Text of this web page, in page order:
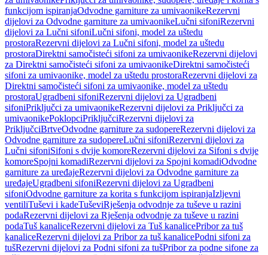
funkcijom ispiranjaOdvodne garniture za umivaonikeRezervni
dijelovi za Odvodne garniture za umivaonikeLučni sifoniRezervni
dijelovi za Lučni sifoniLučni sifoni, model za uštedu
prostoraRezervni dijelovi za Lučni sifoni, model za uštedu
prostoraDirektni samočisteći sifoni za umivaonikeRezervni dijelovi
za Direktni samočisteći sifoni za umivaonikeDirektni samočisteći
sifoni za umivaonike, model za uštedu prostoraRezervni dijelovi za
Direktni samočisteći sifoni za umivaonike, model za uštedu
prostoraUgradbeni sifoniRezervni dijelovi za Ugradbeni
sifoniPriključci za umivaonikeRezervni dijelovi za Priključci za
umivaonikePoklopciPriključciRezervni dijelovi za
PriključciBrtveOdvodne garniture za sudopereRezervni dijelovi za
Odvodne garniture za sudopereLučni sifoniRezervni dijelovi za
Lučni sifoniSifoni s dvije komoreRezervni dijelovi za Sifoni s dvije
komoreSpojni komadiRezervni dijelovi za Spojni komadiOdvodne
garniture za uređajeRezervni dijelovi za Odvodne garniture za
uređajeUgradbeni sifoniRezervni dijelovi za Ugradbeni
sifoniOdvodne garniture za korita s funkcijom ispiranjaIzljevni
ventiliTuševi i kadeTuševiRješenja odvodnje za tuševe u razini
podaRezervni dijelovi za Rješenja odvodnje za tuševe u razini
podaTuš kanaliceRezervni dijelovi za Tuš kanalicePribor za tuš
kanaliceRezervni dijelovi za Pribor za tuš kanalicePodni sifoni za
tušRezervni dijelovi za Podni sifoni za tušPribor za podne sifone za